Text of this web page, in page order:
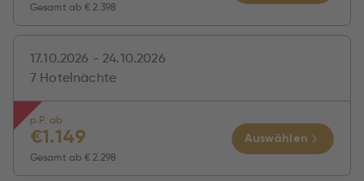
Gesamt ab€ 2.398
17.10.2026 - 24.10.2026
7 Hotelnächte
p.P. ab
€1.149
Gesamt ab€ 2.298
Auswählen